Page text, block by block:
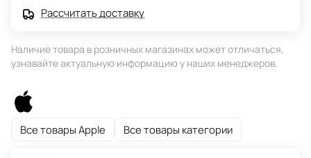
Рассчитать доставку
Наличие товара в розничных магазинах может отличаться,
узнавайте актуальную информацию у наших менеджеров.
Все товары Apple Все товары категории